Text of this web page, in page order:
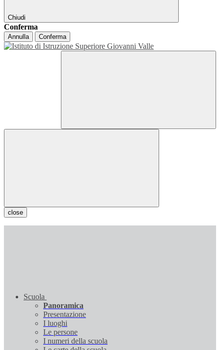
Chiudi
Conferma
Annulla Conferma
close
Scuola
Panoramica
Presentazione
I luoghi
Le persone
I numeri della scuola